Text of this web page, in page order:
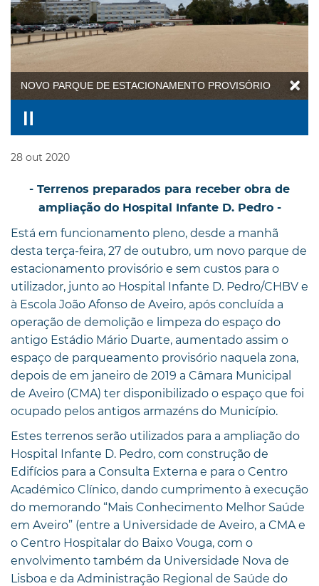
NOVO PARQUE DE ESTACIONAMENTO PROVISÓRIO
28 out 2020
- Terrenos preparados para receber obra de
ampliação do Hospital Infante D. Pedro -
Está em funcionamento pleno, desde a manhã
desta terça-feira, 27 de outubro, um novo parque de
estacionamento provisório e sem custos para o
utilizador, junto ao Hospital Infante D. Pedro/CHBV e
à Escola João Afonso de Aveiro, após concluída a
operação de demolição e limpeza do espaço do
antigo Estádio Mário Duarte, aumentado assim o
espaço de parqueamento provisório naquela zona,
depois de em janeiro de 2019 a Câmara Municipal
de Aveiro (CMA) ter disponibilizado o espaço que foi
ocupado pelos antigos armazéns do Município.
Estes terrenos serão utilizados para a ampliação do
Hospital Infante D. Pedro, com construção de
Edifícios para a Consulta Externa e para o Centro
Académico Clínico, dando cumprimento à execução
do memorando “Mais Conhecimento Melhor Saúde
em Aveiro” (entre a Universidade de Aveiro, a CMA e
o Centro Hospitalar do Baixo Vouga, com o
envolvimento também da Universidade Nova de
Lisboa e da Administração Regional de Saúde do